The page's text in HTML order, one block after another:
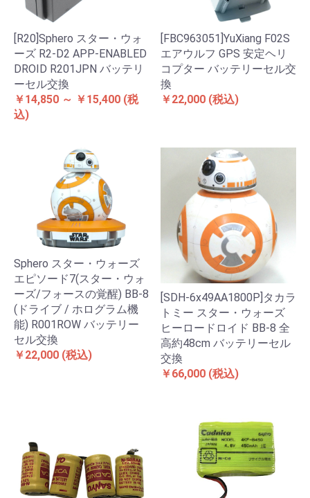
[R20]Sphero スター・ウォ
ーズ R2-D2 APP-ENABLED
DROID R201JPN バッテリ
ーセル交換
￥14,850 ～ ￥15,400 (税
込)
[FBC963051]YuXiang F02S
エアウルフ GPS 安定ヘリ
コプター バッテリーセル交
換
￥22,000 (税込)
Sphero スター・ウォーズ
エピソード7(スター・ウォ
ーズ/フォースの覚醒) BB-8
(ドライブ / ホログラム機
能) R001ROW バッテリー
セル交換
￥22,000 (税込)
[SDH-6x49AA1800P]タカラ
トミー スター・ウォーズ
ヒーロードロイド BB-8 全
高約48cm バッテリーセル
交換
￥66,000 (税込)